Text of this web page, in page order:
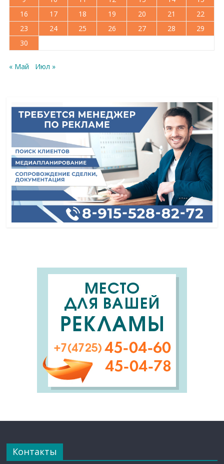
16
17 18 19 20 21
22
23
24 25 26 27 28
29
30
« Май Июл »
Контакты